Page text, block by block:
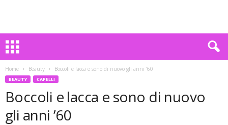
Home Beauty Boccoli e lacca e sono di nuovo gli anni ’60
BEAUTY CAPELLI
Boccoli e lacca e sono di nuovo
gli anni ’60